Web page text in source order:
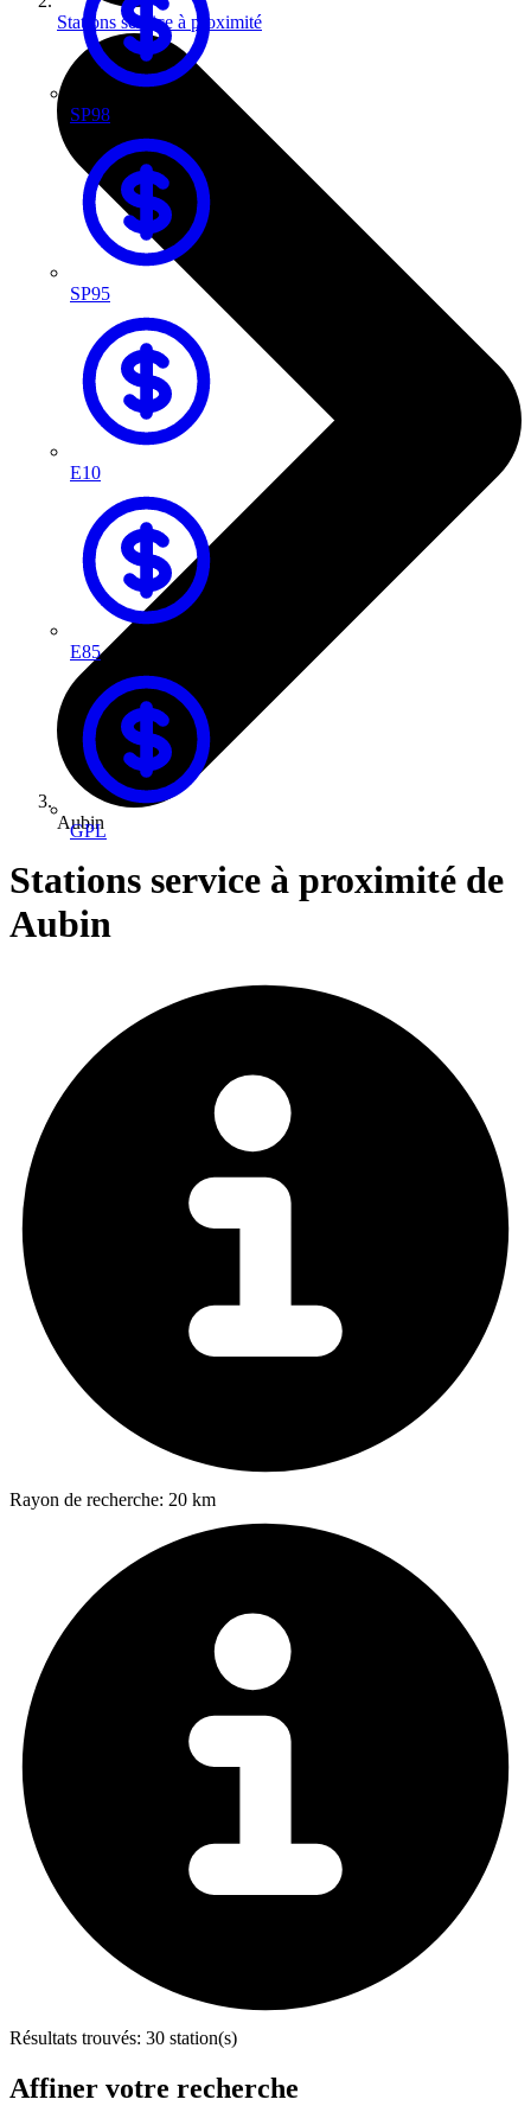
SP98
SP95
E10
E85
GPL
Stations service à proximité
Aubin
Stations service à proximité de
Aubin
Rayon de recherche: 20 km
Résultats trouvés: 30 station(s)
Affiner votre recherche